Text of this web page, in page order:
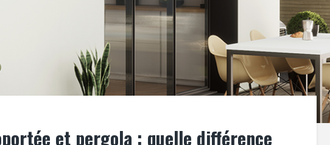
et pergola : quelle différence